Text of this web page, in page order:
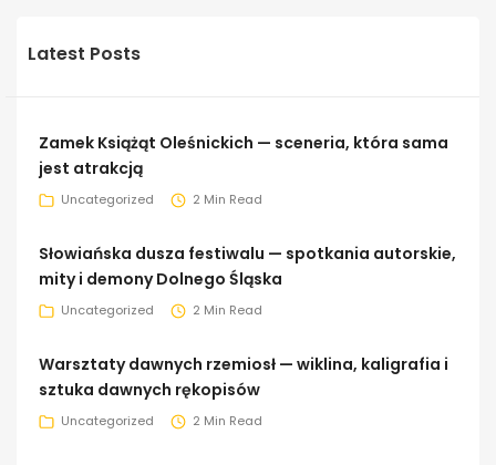
Latest Posts
Zamek Książąt Oleśnickich — sceneria, która sama
jest atrakcją
Uncategorized 2 Min Read
Słowiańska dusza festiwalu — spotkania autorskie,
mity i demony Dolnego Śląska
Uncategorized 2 Min Read
Warsztaty dawnych rzemiosł — wiklina, kaligrafia i
sztuka dawnych rękopisów
Uncategorized 2 Min Read